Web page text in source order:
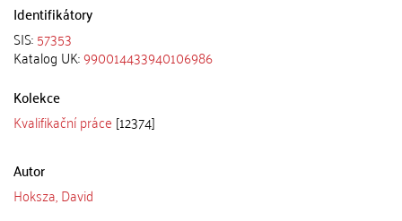
Identifikátory
SIS:57353
Katalog UK:990014433940106986
Kolekce
Kvalifikační práce [12374]
Autor
Hoksza, David